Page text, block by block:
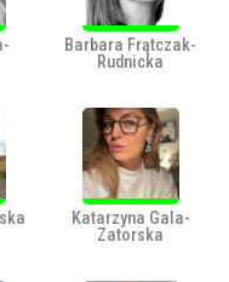
Barbara Frątczak-
Rudnicka
Katarzyna Gala-
Zatorska